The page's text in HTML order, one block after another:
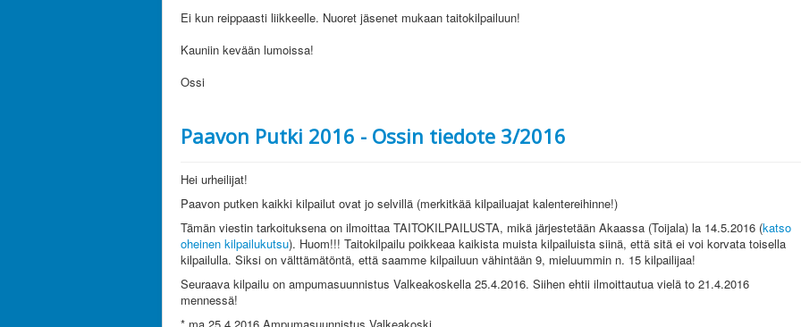
Ei kun reippaasti liikkeelle. Nuoret jäsenet mukaan taitokilpailuun!
Kauniin kevään lumoissa!
Ossi
Paavon Putki 2016 - Ossin tiedote 3/2016
Hei urheilijat!
Paavon putken kaikki kilpailut ovat jo selvillä (merkitkää kilpailuajat kalentereihinne!)
Tämän viestin tarkoituksena on ilmoittaa TAITOKILPAILUSTA, mikä järjestetään Akaassa (Toijala) la 14.5.2016 (katso
oheinen kilpailukutsu). Huom!!! Taitokilpailu poikkeaa kaikista muista kilpailuista siinä, että sitä ei voi korvata toisella
kilpailulla. Siksi on välttämätöntä, että saamme kilpailuun vähintään 9, mieluummin n. 15 kilpailijaa!
Seuraava kilpailu on ampumasuunnistus Valkeakoskella 25.4.2016. Siihen ehtii ilmoittautua vielä to 21.4.2016
mennessä!